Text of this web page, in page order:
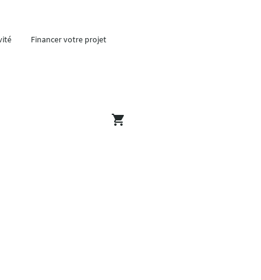
Financer votre projet